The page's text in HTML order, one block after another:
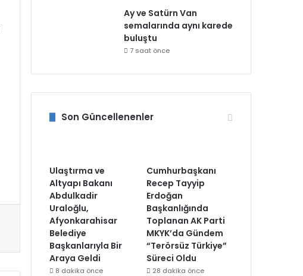
Ay ve Satürn Van
semalarında aynı karede
buluştu
7 saat önce
Son Güncellenenler
Ulaştırma ve
Altyapı Bakanı
Abdulkadir
Uraloğlu,
Afyonkarahisar
Belediye
Başkanlarıyla Bir
Araya Geldi
8 dakika önce
Cumhurbaşkanı
Recep Tayyip
Erdoğan
Başkanlığında
Toplanan AK Parti
MKYK’da Gündem
“Terörsüz Türkiye”
Süreci Oldu
28 dakika önce